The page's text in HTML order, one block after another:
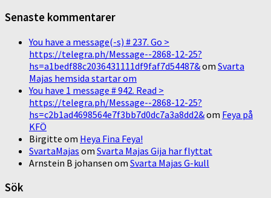
Senaste kommentarer
You have a message(-s) # 237. Go >
https://telegra.ph/Message--2868-12-25?
hs=a1bedf88c2036431111df9faf7d54487&om Svarta
Majas hemsida startar om
You have 1 message # 942. Read >
https://telegra.ph/Message--2868-12-25?
hs=c2b1ad4698564e7f3bb7d0dc7a3a8dd2&om Feya på
KFÖ
Birgitte om Heya Fina Feya!
SvartaMajas om Svarta Majas Gija har flyttat
Arnstein B johansen om Svarta Majas G-kull
Sök